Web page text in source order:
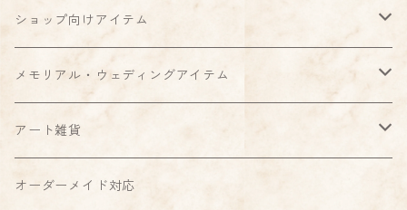
ハードケース
クリアケース
側面印刷
強化ガラスケース
グリップケース
ミラーケース
ショップ向けアイテム
スタンプ
ディスプレイ・看板
シール・ステッカー
メモリアル・ウェディングアイテム
スタンプ
ディスプレイ・看板
アート雑貨
スタンプ
オーダーメイド対応